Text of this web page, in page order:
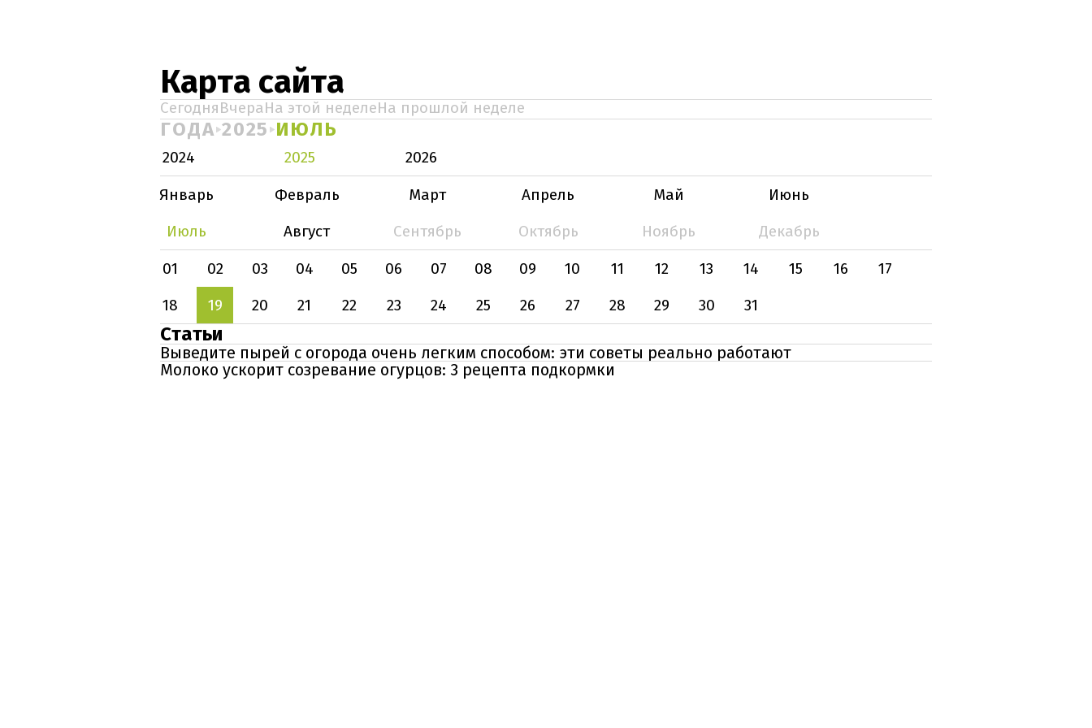
Карта сайта
СегодняВчераНа этой неделеНа прошлой неделе
ГОДА 2025 ИЮЛЬ
2024 2025
2026
Январь
Февраль Март Апрель Май
Июнь
Июль
Август Сентябрь Октябрь Ноябрь
Декабрь
01
02 03 04 05 06 07 08 09 10 11 12 13 14 15 16
17
18
19 20 21 22 23 24 25 26 27 28 29 30 31
Статьи
Выведите пырей с огорода очень легким способом: эти советы реально работают
Молоко ускорит созревание огурцов: 3 рецепта подкормки